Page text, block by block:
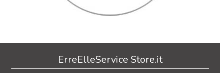
ErreElleService Store.it